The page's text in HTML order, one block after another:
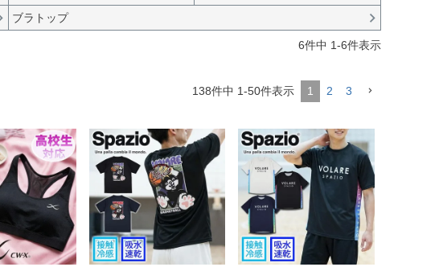
ブラトップ
6件中 1-6件表示
138件中 1-50件表示 1 2 3